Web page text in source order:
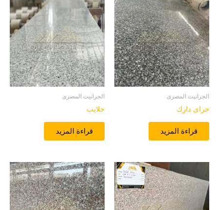
الجرانيت المصرى
جراى دارك
قراءة المزيد
الجرانيت المصرى
حلايب
قراءة المزيد